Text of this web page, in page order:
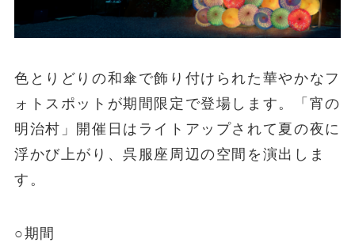
色とりどりの和傘で飾り付けられた華やかなフ
ォトスポットが期間限定で登場します。「宵の
明治村」開催日はライトアップされて夏の夜に
浮かび上がり、呉服座周辺の空間を演出しま
す。
○期間